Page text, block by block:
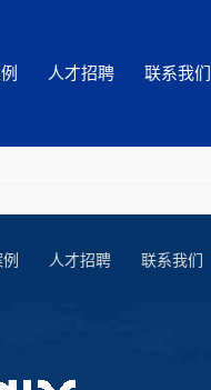
人才招聘 联系我们
人才招聘 联系我们